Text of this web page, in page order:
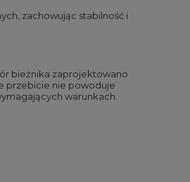
zachowując stabilność i
bieżnika zaprojektowano
przebicie nie powoduje
warunkach.